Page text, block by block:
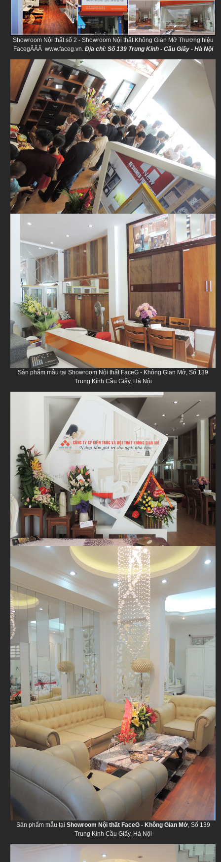
Showroom Nội thất số 2 - Showroom Nội thất Không Gian Mở Thương hiệu
FacegÂÂÂ www.faceg.vn. Địa chỉ: Số 139 Trung Kính - Cầu Giấy - Hà Nội
Sản phẩm mẫu tại Showroom Nội thất FaceG - Không Gian Mở, Số 139
Trung Kính Cầu Giấy, Hà Nội
Sản phẩm mẫu tại Showroom Nội thất FaceG - Không Gian Mở, Số 139
Trung Kính Cầu Giấy, Hà Nội